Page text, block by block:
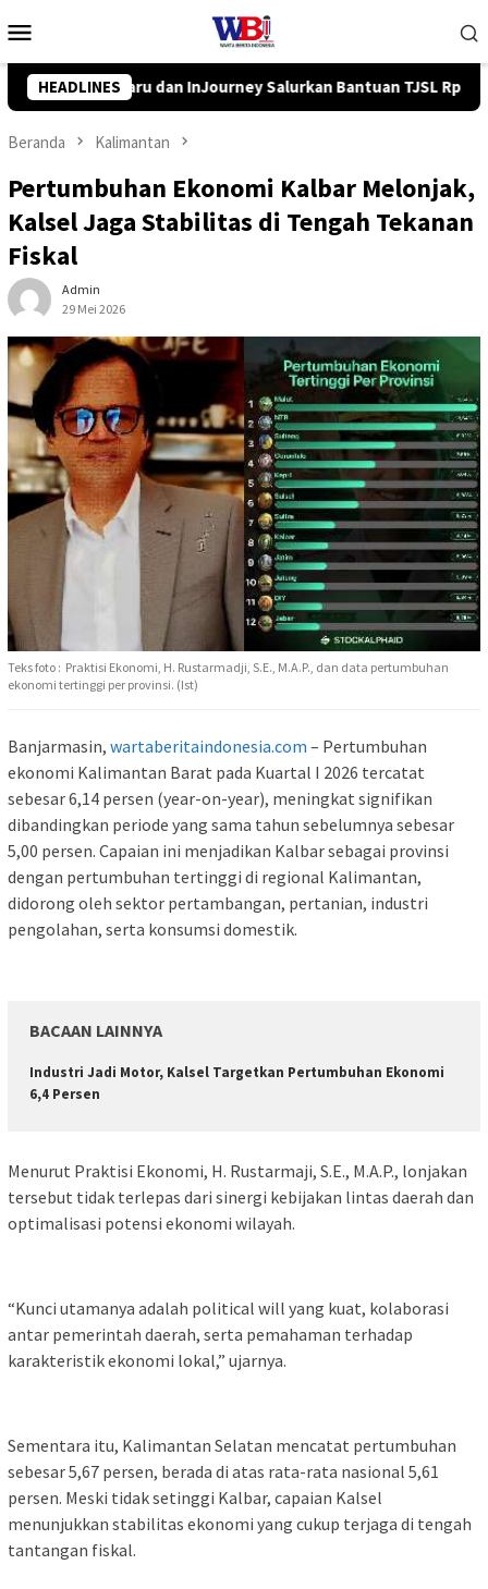
ke
Mobile
HEADLINES
Bantuan TJSL Rp319 Juta Pemkab Balangan
Beranda Kalimantan
Pertumbuhan Ekonomi Kalbar Melonjak,
Kalsel Jaga Stabilitas di Tengah Tekanan
Fiskal
Admin
29 Mei 2026
Teks foto : Praktisi Ekonomi, H. Rustarmadji, S.E., M.A.P., dan data pertumbuhan
ekonomi tertinggi per provinsi. (Ist)
Banjarmasin, wartaberitaindonesia.com – Pertumbuhan
ekonomi Kalimantan Barat pada Kuartal I 2026 tercatat
sebesar 6,14 persen (year-on-year), meningkat signifikan
dibandingkan periode yang sama tahun sebelumnya sebesar
5,00 persen. Capaian ini menjadikan Kalbar sebagai provinsi
dengan pertumbuhan tertinggi di regional Kalimantan,
didorong oleh sektor pertambangan, pertanian, industri
pengolahan, serta konsumsi domestik.
BACAAN LAINNYA
Industri Jadi Motor, Kalsel Targetkan Pertumbuhan Ekonomi
6,4 Persen
Menurut Praktisi Ekonomi, H. Rustarmaji, S.E., M.A.P., lonjakan
tersebut tidak terlepas dari sinergi kebijakan lintas daerah dan
optimalisasi potensi ekonomi wilayah.
“Kunci utamanya adalah political will yang kuat, kolaborasi
antar pemerintah daerah, serta pemahaman terhadap
karakteristik ekonomi lokal,” ujarnya.
Sementara itu, Kalimantan Selatan mencatat pertumbuhan
sebesar 5,67 persen, berada di atas rata-rata nasional 5,61
persen. Meski tidak setinggi Kalbar, capaian Kalsel
menunjukkan stabilitas ekonomi yang cukup terjaga di tengah
tantangan fiskal.